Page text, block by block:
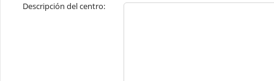
Descripción del centro: